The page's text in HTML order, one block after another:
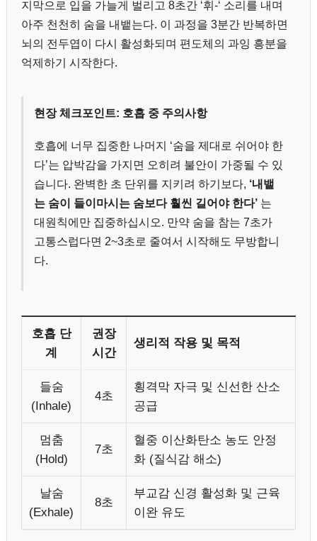
지막으로 입을 가늘게 벌리고 8초간 ‘휘-‘ 소리를 내며
아주 천천히 숨을 내뱉는다. 이 과정을 3분간 반복하면
뇌의 전두엽이 다시 활성화되며 편도체의 과잉 흥분을
억제하기 시작한다.
현장 체크포인트: 호흡 중 주의사항
호흡에 너무 집중한 나머지 ‘숨을 제대로 쉬어야 한
다’는 압박감을 가지면 오히려 불안이 가중될 수 있
습니다. 완벽한 초 단위를 지키려 하기보다, ‘내뱉
는 숨이 들이마시는 숨보다 훨씬 길어야 한다’ 는
대원칙에만 집중하십시오. 만약 숨을 참는 7초가
고통스럽다면 2~3초로 줄여서 시작해도 무방합니
다.
호흡 단
계
권장
시간
생리적 작용 및 목적
들숨
(Inhale)
4초
횡격막 자극 및 신선한 산소
공급
멈춤
(Hold)
7초
혈중 이산화탄소 농도 안정
화 (질식감 해소)
날숨
(Exhale)
8초
부교감 신경 활성화 및 근육
이완 유도